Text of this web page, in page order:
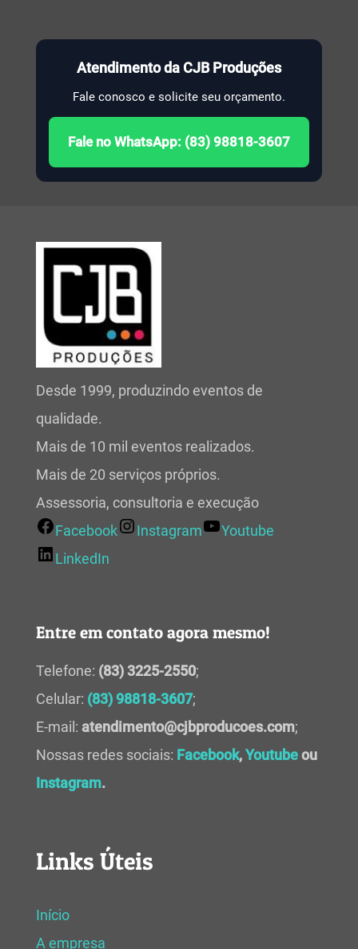
Atendimento da CJB Produções
Fale conosco e solicite seu orçamento.
Fale no WhatsApp: (83) 98818-3607
Desde 1999, produzindo eventos de
qualidade.
Mais de 10 mil eventos realizados.
Mais de 20 serviços próprios.
Assessoria, consultoria e execução
Facebook
Instagram
Youtube
LinkedIn
Entre em contato agora mesmo!
Telefone: (83) 3225-2550;
Celular: (83) 98818-3607;
E-mail: atendimento@cjbproducoes.com;
Nossas redes sociais: Facebook,Youtubeou
Instagram.
Links Úteis
Início
A empresa